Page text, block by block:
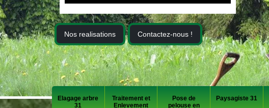
Nos realisations Contactez-nous !
Elagage arbre
31
Traitement et
Enlevement
Pose de
pelouse en
Paysagiste 31